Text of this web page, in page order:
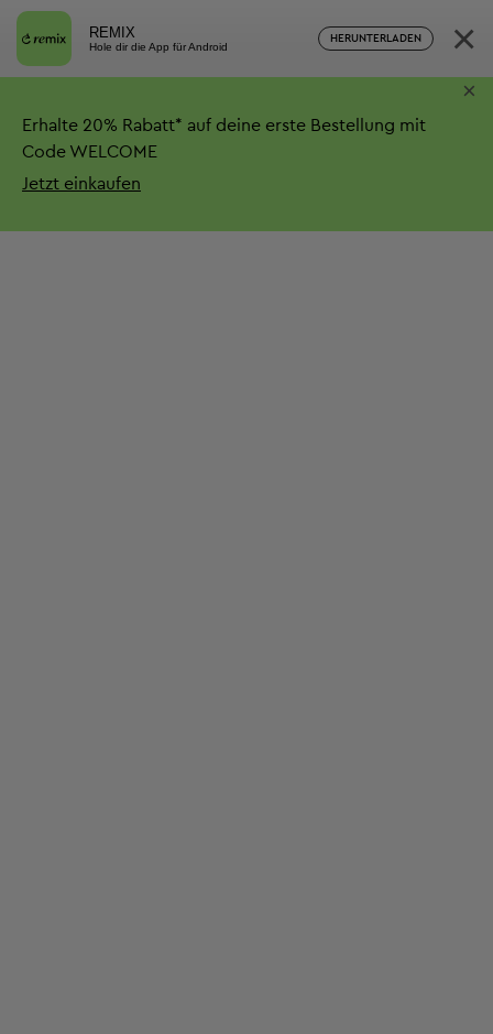
REMIX
Hole dir die App für Android
HERUNTERLADEN ×
Erhalte 20% Rabatt* auf deine erste Bestellung mit
Code WELCOME
Jetzt einkaufen
×